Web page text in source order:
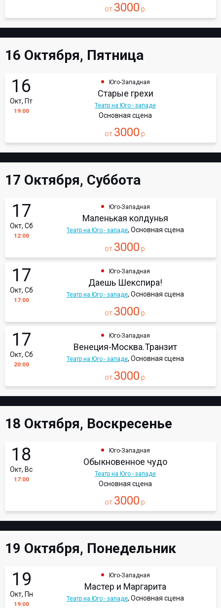
от 3000 р.
16 Октября, Пятница
16
Окт, Пт
19:00
Юго-Западная
Старые грехи
Театр на Юго - западе
Основная сцена
от 3000 р.
17 Октября, Суббота
17
Окт, Сб
12:00
Юго-Западная
Маленькая колдунья
Театр на Юго - западе, Основная сцена
от 3000 р.
17
Окт, Сб
17:00
Юго-Западная
Даешь Шекспира!
Театр на Юго - западе, Основная сцена
от 3000 р.
17
Окт, Сб
20:00
Юго-Западная
Венеция-Москва.Транзит
Театр на Юго - западе, Основная сцена
от 3000 р.
18 Октября, Воскресенье
18
Окт, Вс
17:00
Юго-Западная
Обыкновенное чудо
Театр на Юго - западе
Основная сцена
от 3000 р.
19 Октября, Понедельник
19
Окт, Пн
19:00
Юго-Западная
Мастер и Маргарита
Театр на Юго - западе, Основная сцена